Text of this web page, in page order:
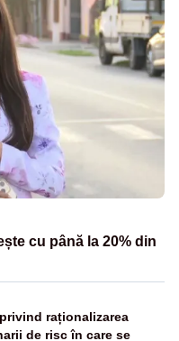
cu până la 20% din
raționalizarea
de risc în care se